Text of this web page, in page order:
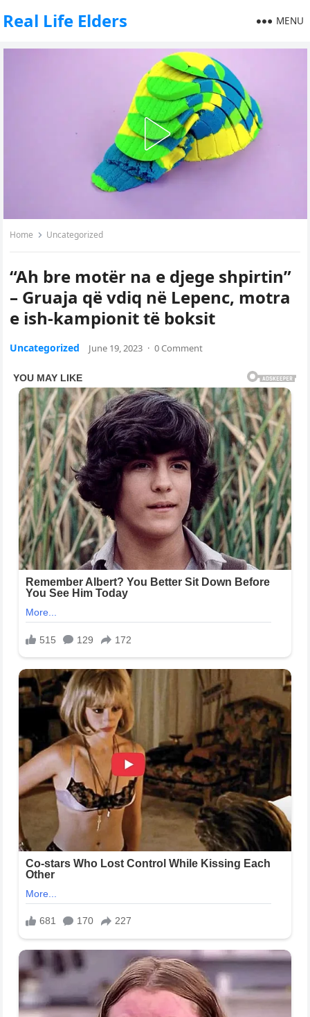
Real Life Elders MENU
Home Uncategorized
“Ah bre motër na e djege shpirtin”
– Gruaja që vdiq në Lepenc, motra
e ish-kampionit të boksit
Uncategorized June 19, 2023 · 0 Comment